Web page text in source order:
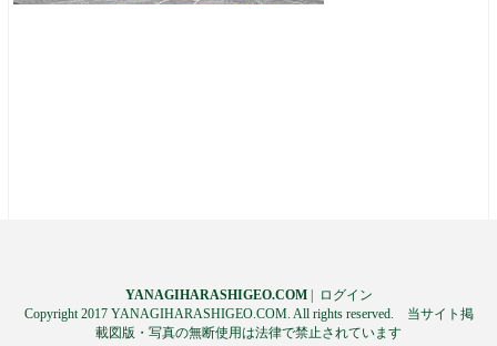
YANAGIHARASHIGEO.COM|
ログイン
Copyright 2017 YANAGIHARASHIGEO.COM. All rights reserved. 当サイト掲
載図版・写真の無断使用は法律で禁止されています